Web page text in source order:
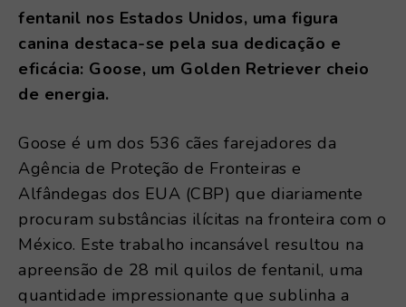
fentanil nos Estados Unidos, uma figura
canina destaca-se pela sua dedicação e
eficácia: Goose, um Golden Retriever cheio
de energia.
Goose é um dos 536 cães farejadores da
Agência de Proteção de Fronteiras e
Alfândegas dos EUA (CBP) que diariamente
procuram substâncias ilícitas na fronteira com o
México. Este trabalho incansável resultou na
apreensão de 28 mil quilos de fentanil, uma
quantidade impressionante que sublinha a